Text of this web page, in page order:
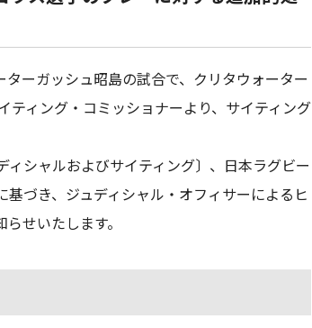
ーガッシュ昭島の試合で、クリタウォーター
ティング・コミッショナーより、サイティング
シャルおよびサイティング〕、日本ラグビー
づき、ジュディシャル・オフィサーによるヒ
せいたします。